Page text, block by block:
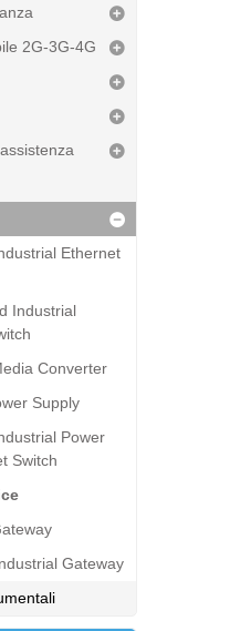
2G-3G-4G
Ethernet
Industrial
Converter
Supply
Power
Switch
Gateway